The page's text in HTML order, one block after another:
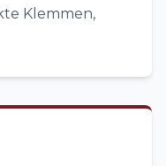
Klemmen,